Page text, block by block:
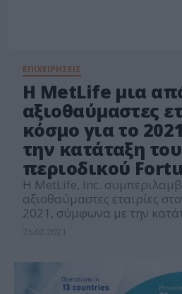
ΕΠΙΧΕΙΡΗΣΕΙΣ
Η MetLife μια
αξιοθαύμαστες
κόσμο για το
την κατάταξη του
περιοδικού
Η MetLife, Inc.
αξιοθαύμαστες εταιρίες
2021, σύμφωνα με την
Υγείας, που
λίστα των εταιριών με τα